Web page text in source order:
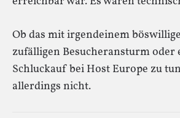
Ob das mit irgendeinem
zufälligen Besucheransturm oder
Schluckauf bei Host Europe zu
allerdings nicht.